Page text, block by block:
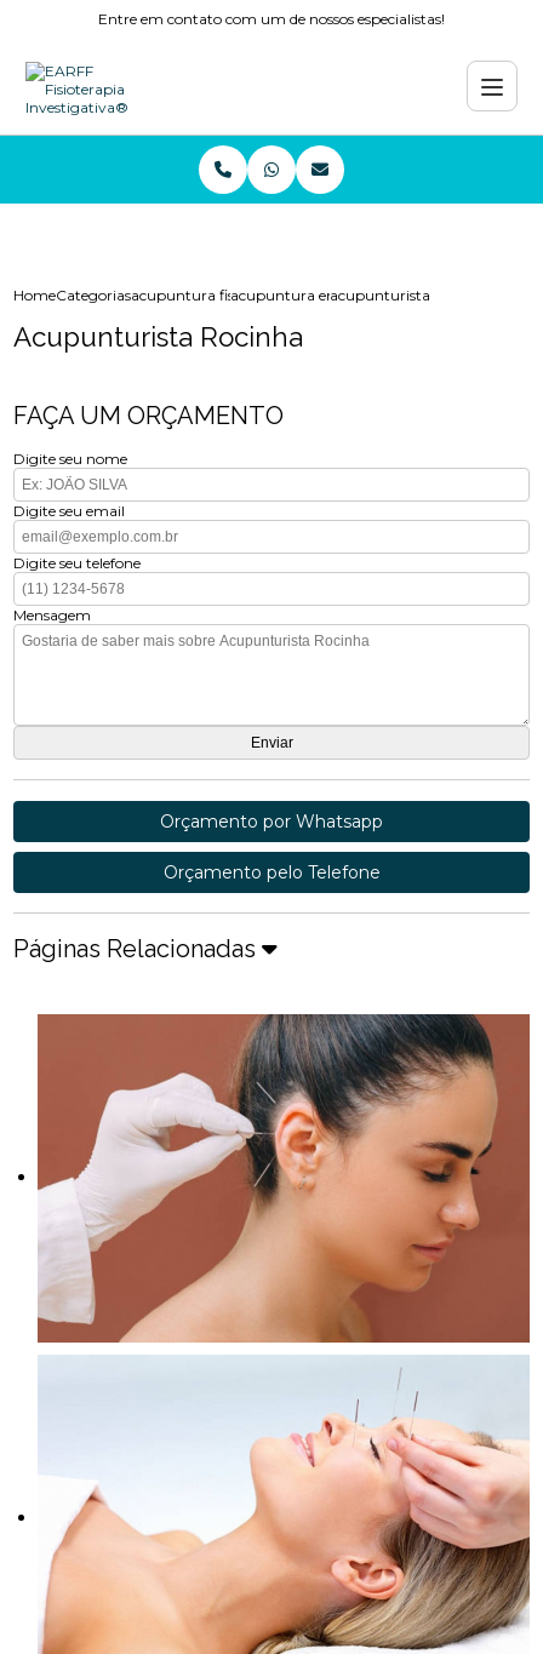
Entre em contato com um de nossos especialistas!
HomeCategoriasacupuntura fisioterapiaacupuntura em niteroiacupunturista rocinha
Acupunturista Rocinha
FAÇA UM ORÇAMENTO
Digite seu nome
Digite seu email
Digite seu telefone
Mensagem
Orçamento por Whatsapp
Orçamento pelo Telefone
Páginas Relacionadas